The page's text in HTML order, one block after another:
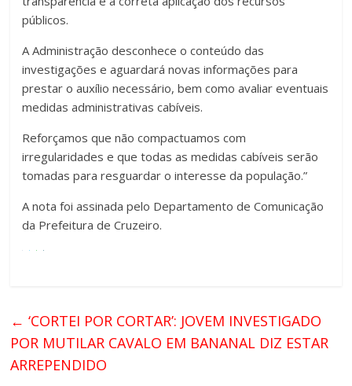
públicos.
A Administração desconhece o conteúdo das
investigações e aguardará novas informações para
prestar o auxílio necessário, bem como avaliar eventuais
medidas administrativas cabíveis.
Reforçamos que não compactuamos com
irregularidades e que todas as medidas cabíveis serão
tomadas para resguardar o interesse da população.”
A nota foi assinada pelo Departamento de Comunicação
da Prefeitura de Cruzeiro.
← ‘CORTEI POR CORTAR’: JOVEM INVESTIGADO
POR MUTILAR CAVALO EM BANANAL DIZ ESTAR
ARREPENDIDO